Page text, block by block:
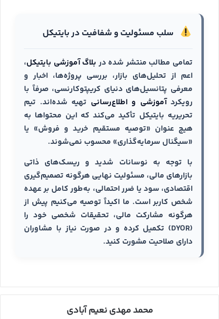
سلب مسئولیت و شفافیت در بایتیکل
تمامی مطالب منتشر شده در بلاگ آموزشی بایتیکل،
اعم از تحلیل‌های بازار، بررسی پروژه‌ها، اخبار و
معرفی پتانسیل‌های دنیای کریپتوکارنسی، صرفاً با
رویکردآموزشی و اطلاع‌رسانی تهیه شده‌اند. تیم
تحریریه بایتیکل تأکید می‌کند که این محتواها به
هیچ عنوان «توصیه مستقیم خرید و فروش» یا
«سیگنال سرمایه‌گذاری» محسوب نمی‌شوند.
با توجه به نوسانات شدید و ریسک‌های ذاتی
بازارهای مالی، مسئولیت نهایی هرگونه تصمیم‌گیری
اقتصادی، سود یا ضرر احتمالی، به‌طور کامل بر عهده
شخص کاربر است. ما اکیداً توصیه می‌کنیم پیش از
هرگونه مشارکت مالی، تحقیقات شخصی خود را
(DYOR) تکمیل کرده و در صورت نیاز با مشاوران
دارای صلاحیت مشورت کنید.
محمد مهدی نعیم آبادی